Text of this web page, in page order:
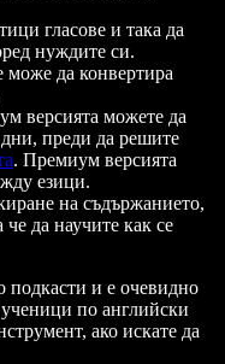
гласове и така да
нуждите си.
може да конвертира
версията можете да
дни, преди да решите
. Премиум версията
езици.
на съдържанието,
че да научите как се
подкасти и е очевидно
по английски
ако искате да